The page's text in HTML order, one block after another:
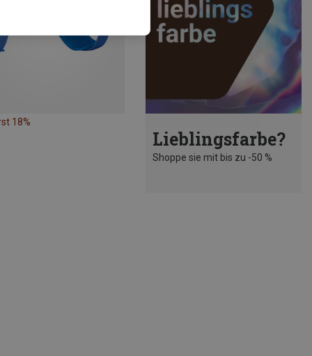
18%
Lieblingsfarbe?
Shoppe sie mit bis zu -50 %